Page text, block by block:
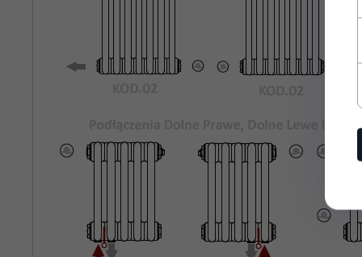
Bocznych:
Maksymalne
Ciśnienie
Temperatura
Pracy: